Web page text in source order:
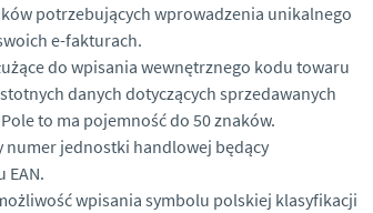
potrzebujących wprowadzenia unikalnego
e-fakturach.
do wpisania wewnętrznego kodu towaru
danych dotyczących sprzedawanych
to ma pojemność do 50 znaków.
numer jednostki handlowej będący
wpisania symbolu polskiej klasyfikacji